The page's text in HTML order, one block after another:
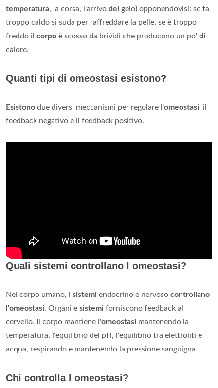
temperatura, la corsa, l'arrivo del
gelo) opponendovisi: se fa
troppo caldo si suda per raffreddare la pelle, se è troppo
freddo il corpo è scosso da brividi che producono un po' di
calore.
Quanti tipi di omeostasi esistono?
Esistono due diversi meccanismi per regolare l'omeostasi: il
feedback negativo e il feedback positivo.
Quali sistemi controllano l omeostasi?
Nel corpo umano, i sistemi endocrino e nervoso controllano
l'omeostasi. Organi e sistemi forniscono feedback al
cervello. Il corpo mantiene l'omeostasi mantenendo la
temperatura, l'equilibrio del pH, l'equilibrio tra elettroliti e
acqua, respirando e mantenendo la pressione sanguigna.
Chi controlla l omeostasi?